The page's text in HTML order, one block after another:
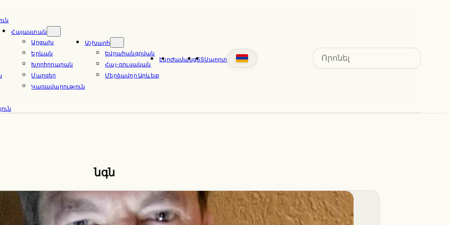
Հայաստան
Արցախ
Երևան
Խորհրդարան
Մարզեր
Կառավարություն
Աշխարհ
Եվրահանգրվան
Հայ-ռուսական
Մերձավոր Արևելք
ԷկոԺամանցՏՏՍպորտ
Search
նգն